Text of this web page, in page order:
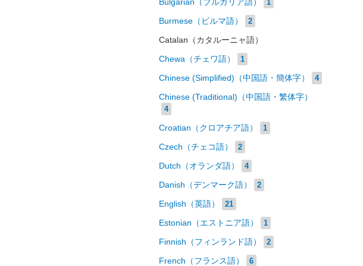
Bulgarian（ブルガリア語） 1
Burmese（ビルマ語） 2
Catalan（カタルーニャ語）
Chewa（チェワ語） 1
Chinese (Simplified)（中国語・簡体字） 4
Chinese (Traditional)（中国語・繁体字）
4
Croatian（クロアチア語） 1
Czech（チェコ語） 2
Dutch（オランダ語） 4
Danish（デンマーク語） 2
English（英語） 21
Estonian（エストニア語） 1
Finnish（フィンランド語） 2
French（フランス語） 6